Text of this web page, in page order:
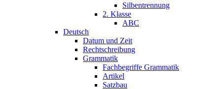
Silbentrennung
2. Klasse
ABC
Deutsch
Datum und Zeit
Rechtschreibung
Grammatik
Fachbegriffe Grammatik
Artikel
Satzbau